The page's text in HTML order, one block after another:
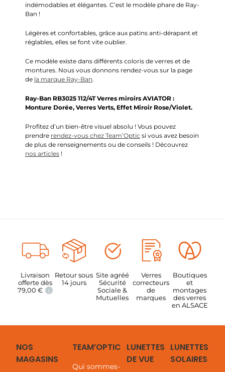
indémodables et élégantes. C’est le modèle phare de Ray-
Ban !
Légères et confortables, grâce aux patins anti-dérapant et
réglables, elles se font vite oublier.
Ce modèle existe dans différents coloris de verres et de
montures. Nous vous donnons rendez-vous sur la page
de la marque Ray-Ban.
Ray-Ban RB3025 112/4T Verres miroirs AVIATOR :
Monture Dorée, Verres Verts, Effet Miroir Rose/Violet.
Profitez d’un bien-être visuel absolu ! Vous pouvez
prendre rendez-vous chez Team’Optic si vous avez besoin
de plus de renseignements ou de conseils ! Découvrez
nos articles !
Livraison
offerte dès
79,00€ i
Retour sous
14 jours
Site agréé
Sécurité
Sociale &
Mutuelles
Verres
correcteurs
de
marques
Boutiques
et
montages
des verres
en ALSACE
NOS
MAGASINS
TEAM’OPTIC
Qui sommes-
LUNETTES
DE VUE
LUNETTES
SOLAIRES